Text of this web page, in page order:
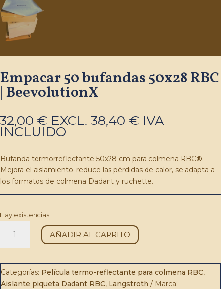
Empacar 50 bufandas 50x28 RBC
| BeevolutionX
32,00 € EXCL. 38,40 € IVA
INCLUIDO
Bufanda termorreflectante 50x28 cm para colmena RBC®.
Mejora el aislamiento, reduce las pérdidas de calor, se adapta a
los formatos de colmena Dadant y ruchette.
Hay existencias
écharpes
RBC
|
AÑADIR AL CARRITO
Categorías: Película termo-reflectante para colmena RBC,
Aislante piqueta Dadant RBC, Langstroth
Marca: